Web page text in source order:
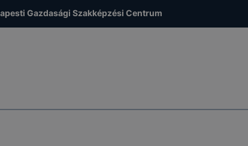
Gazdasági Szakképzési Centrum